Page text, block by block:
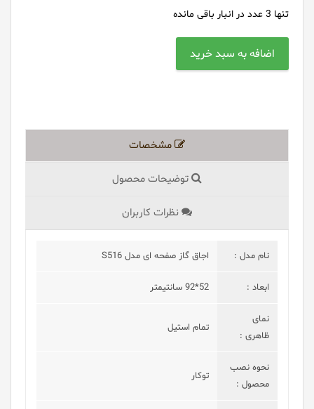
تنها 3 عدد در انبار باقی مانده
مشخصات
توضیحات محصول
نظرات کاربران
نام مدل : اجاق گاز صفحه ای مدل S516
ابعاد : 52*92 سانتیمتر
نمای
ظاهری :
تمام استیل
نحوه نصب
محصول :
توکار